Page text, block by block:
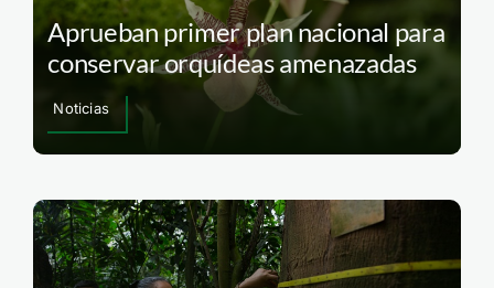
Aprueban primer plan nacional para
conservar orquídeas amenazadas
Noticias